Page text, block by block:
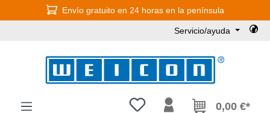
Saltar al contenido principalEnvío gratuito en 24 horas en la península
Servicio/ayuda
Tienes 0 artículos en tu lista de
0,00 €*